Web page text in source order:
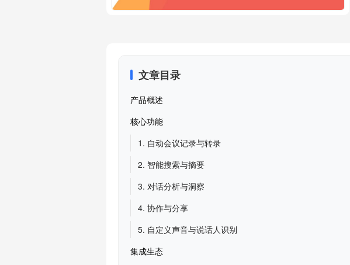
文章目录
产品概述
核心功能
1. 自动会议记录与转录
2. 智能搜索与摘要
3. 对话分析与洞察
4. 协作与分享
5. 自定义声音与说话人识别
集成生态